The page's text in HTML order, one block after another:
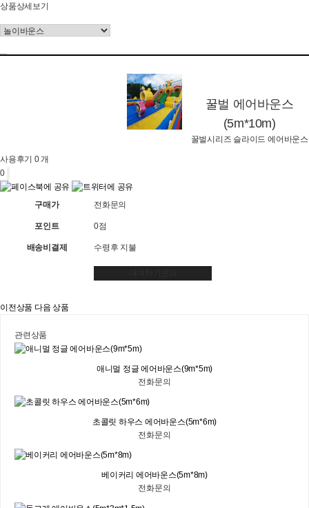
상품상세보기
꿀벌 에어바운스
(5m*10m)
꿀벌시리즈 슬라이드 에어바운스
사용후기 0 개
0
구매가 전화문의
포인트 0점
배송비결제 수령후 지불
이전상품 다음 상품
관련상품
애니멀 정글 에어바운스(9m*5m)
전화문의
초콜릿 하우스 에어바운스(5m*6m)
전화문의
베이커리 에어바운스(5m*8m)
전화문의